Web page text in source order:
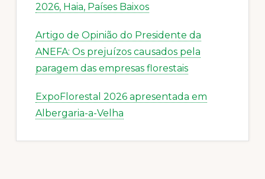
2026, Haia, Países Baixos
Artigo de Opinião do Presidente da
ANEFA: Os prejuízos causados pela
paragem das empresas florestais
ExpoFlorestal 2026 apresentada em
Albergaria-a-Velha